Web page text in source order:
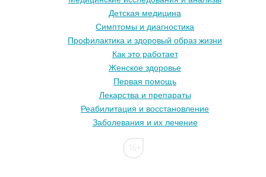
Детская медицина
Симптомы и диагностика
Профилактика и здоровый образ жизни
Как это работает
Женское здоровье
Первая помощь
Лекарства и препараты
Реабилитация и восстановление
Заболевания и их лечение